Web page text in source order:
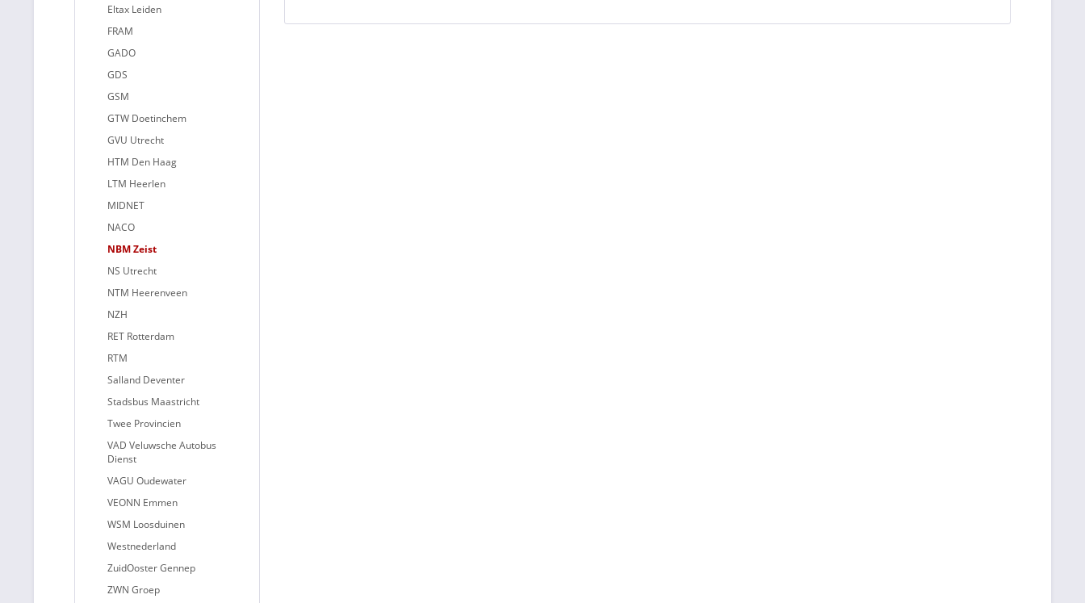
Eltax Leiden
FRAM
GADO
GDS
GSM
GTW Doetinchem
GVU Utrecht
HTM Den Haag
LTM Heerlen
MIDNET
NACO
NBM Zeist
NS Utrecht
NTM Heerenveen
NZH
RET Rotterdam
RTM
Salland Deventer
Stadsbus Maastricht
Twee Provincien
VAD Veluwsche Autobus
Dienst
VAGU Oudewater
VEONN Emmen
WSM Loosduinen
Westnederland
ZuidOoster Gennep
ZWN Groep